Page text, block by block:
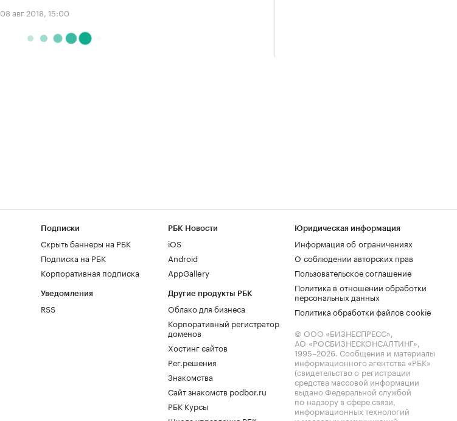
08 авг 2018, 15:00
Подписки
Скрыть баннеры на РБК
Подписка на РБК
Корпоративная подписка
Уведомления
RSS
РБК Новости
iOS
Android
AppGallery
Другие продукты РБК
Облако для бизнеса
Корпоративный регистратор
доменов
Хостинг сайтов
Рег.решения
Знакомства
Сайт знакомств podbor.ru
РБК Курсы
Юридическая информация
Информация об ограничениях
О соблюдении авторских прав
Пользовательское соглашение
Политика в отношении обработки
персональных данных
Политика обработки файлов cookie
© ООО «БИЗНЕСПРЕСС»,
АО «РОСБИЗНЕСКОНСАЛТИНГ»,
1995–2026. Сообщения и материалы
информационного агентства «РБК»
(свидетельство о регистрации
средства массовой информации
выдано Федеральной службой
по надзору в сфере связи,
информационных технологий